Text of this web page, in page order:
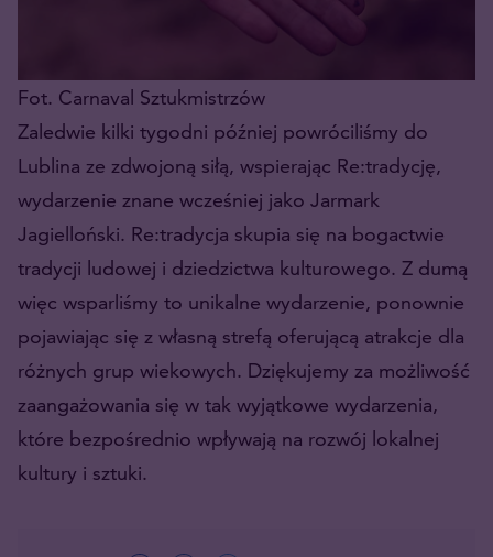
Fot. Carnaval Sztukmistrzów
Zaledwie kilki tygodni później powróciliśmy do
Lublina ze zdwojoną siłą, wspierając Re:tradycję,
wydarzenie znane wcześniej jako Jarmark
Jagielloński. Re:tradycja skupia się na bogactwie
tradycji ludowej i dziedzictwa kulturowego. Z dumą
więc wsparliśmy to unikalne wydarzenie, ponownie
pojawiając się z własną strefą oferującą atrakcje dla
różnych grup wiekowych. Dziękujemy za możliwość
zaangażowania się w tak wyjątkowe wydarzenia,
które bezpośrednio wpływają na rozwój lokalnej
kultury i sztuki.